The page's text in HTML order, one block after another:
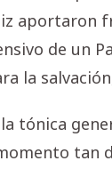
aportaron
de un
la
la tónica
tan